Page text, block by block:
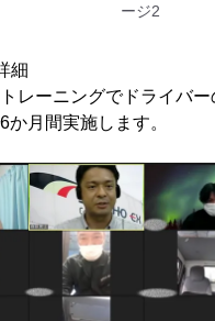
ージ2
細
レーニングでドライバ
か月間実施します。